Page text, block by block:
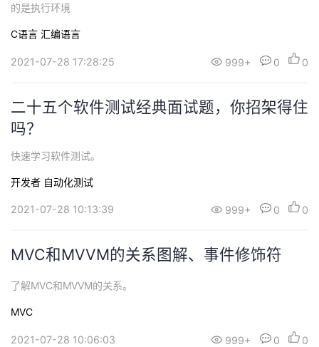
的是执行环境
C语言 汇编语言
2021-07-28 17:28:25 999+ 0 0
二十五个软件测试经典面试题，你招架得住
吗？
快速学习软件测试。
开发者 自动化测试
2021-07-28 10:13:39 999+ 0 0
MVC和MVVM的关系图解、事件修饰符
了解MVC和MVVM的关系。
MVC
2021-07-28 10:06:03 999+ 0 0